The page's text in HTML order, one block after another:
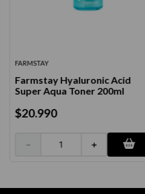
FARMSTAY
Farmstay Hyaluronic Acid
Super Aqua Toner 200ml
$20.990
＋
－